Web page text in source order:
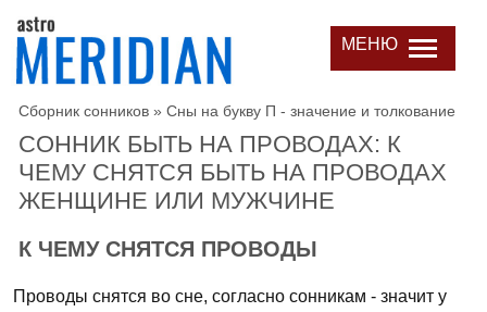
МЕНЮ
Сборник сонников » Сны на букву П - значение и толкование
СОННИК БЫТЬ НА ПРОВОДАХ: К
ЧЕМУ СНЯТСЯ БЫТЬ НА ПРОВОДАХ
ЖЕНЩИНЕ ИЛИ МУЖЧИНЕ
К ЧЕМУ СНЯТСЯ ПРОВОДЫ
Проводы снятся во сне, согласно сонникам - значит у